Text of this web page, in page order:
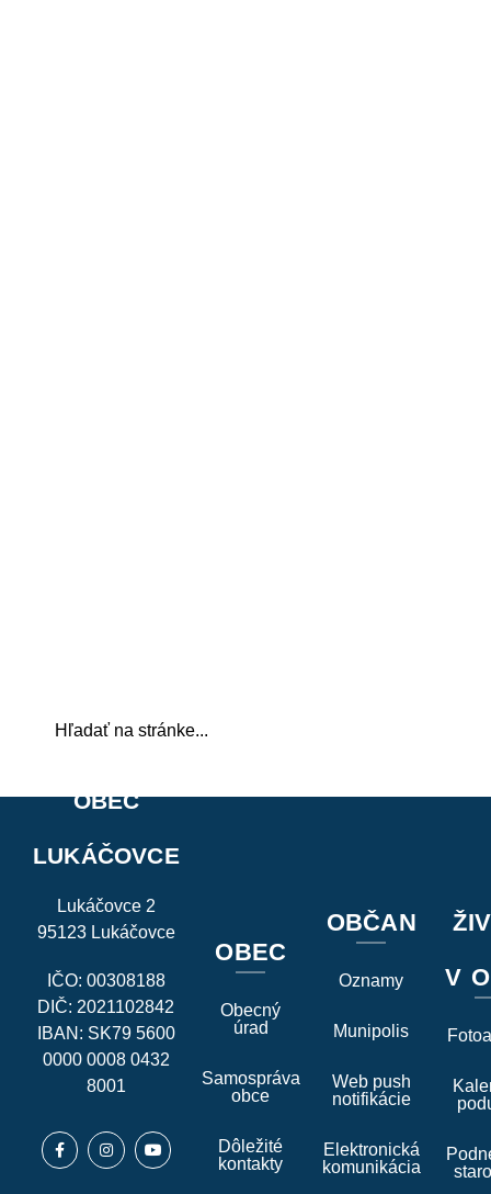
OBEC
LUKÁČOVCE
Lukáčovce 2
95123 Lukáčovce
IČO: 00308188
DIČ: 2021102842
IBAN: SK79 5600
0000 0008 0432
8001
OBEC
Obecný
úrad
Samospráva
obce
Dôležité
kontakty
OBČAN
Oznamy
Munipolis
Web push
notifikácie
Elektronická
komunikácia
V